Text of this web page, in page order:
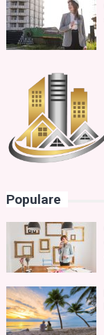
Populare